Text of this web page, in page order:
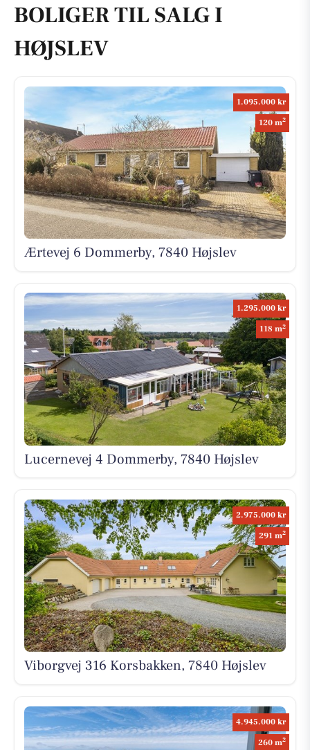
BOLIGER TIL SALG I
HØJSLEV
1.095.000 kr
120 m2
Ærtevej 6 Dommerby, 7840 Højslev
1.295.000 kr
118 m2
Lucernevej 4 Dommerby, 7840 Højslev
2.975.000 kr
291 m2
Viborgvej 316 Korsbakken, 7840 Højslev
4.945.000 kr
260 m2